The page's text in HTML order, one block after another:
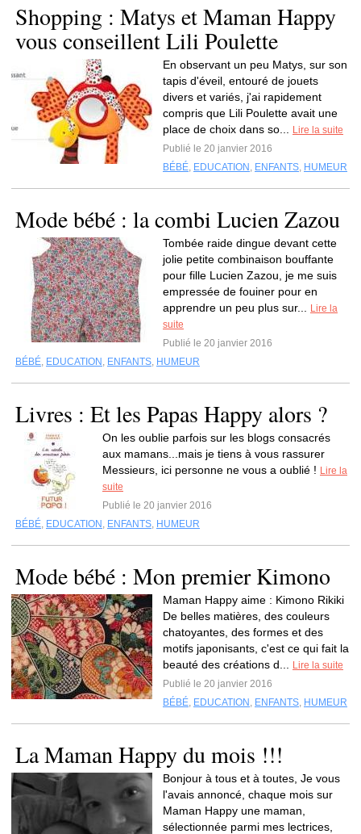
Shopping : Matys et Maman Happy
vous conseillent Lili Poulette
En observant un peu Matys, sur son
tapis d'éveil, entouré de jouets
divers et variés, j'ai rapidement
compris que Lili Poulette avait une
place de choix dans so...
Lire la suite
Publié le 20 janvier 2016
BÉBÉ, EDUCATION , ENFANTS, HUMEUR
Mode bébé : la combi Lucien Zazou
Tombée raide dingue devant cette
jolie petite combinaison bouffante
pour fille Lucien Zazou, je me suis
empressée de fouiner pour en
apprendre un peu plus sur...
Lire la
suite
Publié le 20 janvier 2016
BÉBÉ, EDUCATION , ENFANTS, HUMEUR
Livres : Et les Papas Happy alors ?
On les oublie parfois sur les blogs consacrés
aux mamans...mais je tiens à vous rassurer
Messieurs, ici personne ne vous a oublié ! Lire la
suite
Publié le 20 janvier 2016
BÉBÉ, EDUCATION , ENFANTS, HUMEUR
Mode bébé : Mon premier Kimono
Maman Happy aime : Kimono Rikiki
De belles matières, des couleurs
chatoyantes, des formes et des
motifs japonisants, c'est ce qui fait la
beauté des créations d...
Lire la suite
Publié le 20 janvier 2016
BÉBÉ, EDUCATION , ENFANTS, HUMEUR
La Maman Happy du mois !!!
Bonjour à tous et à toutes, Je vous
l'avais annoncé, chaque mois sur
Maman Happy une maman,
sélectionnée parmi mes lectrices,